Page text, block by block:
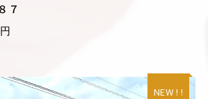
７
NEW ! !